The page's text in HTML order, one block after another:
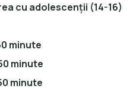
cu adolescenții (14-16)
minute
minute
minute